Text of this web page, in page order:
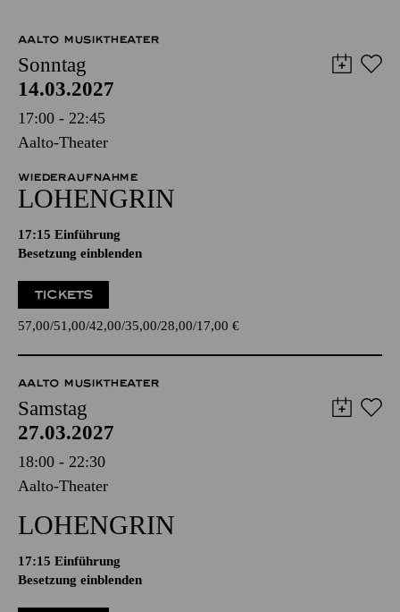
AALTO MUSIKTHEATER
Sonntag
14.03.2027
17:00 - 22:45
Aalto-Theater
WIEDERAUFNAHME
LOHENGRIN
17:15 Einführung
Besetzung einblenden
TICKETS
57,00 51,00 42,00 35,00 28,00 17,00 €
AALTO MUSIKTHEATER
Samstag
27.03.2027
18:00 - 22:30
Aalto-Theater
LOHENGRIN
17:15 Einführung
Besetzung einblenden